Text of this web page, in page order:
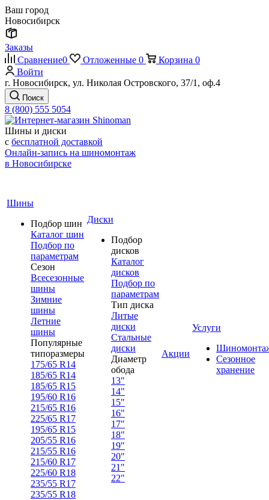
Ваш город
Новосибирск
Заказы
Сравнение0 Отложенные 0 Корзина 0
Войти
г. Новосибирск, ул. Николая Островского, 37/1, оф.4
Поиск
8 (800) 555 5054
Шины и диски
с бесплатной доставкой
Онлайн-запись на шиномонтаж
в Новосибирске
Шины
Подбор шин
Каталог шин
Подбор по
параметрам
Сезон
Всесезонные
шины
Зимние
шины
Летние
шины
Популярные
типоразмеры
175/65 R14
185/65 R14
185/65 R15
195/60 R16
215/65 R16
225/65 R17
195/65 R15
205/55 R16
215/55 R16
215/60 R17
225/60 R18
235/55 R17
235/55 R18
Диски
Подбор
дисков
Каталог
дисков
Подбор по
параметрам
Тип диска
Литые
диски
Стальные
диски
Диаметр
обода
13"
14"
15"
16"
17"
18"
19"
20"
21"
22"
Акции
Услуги
Сезонное
хранение